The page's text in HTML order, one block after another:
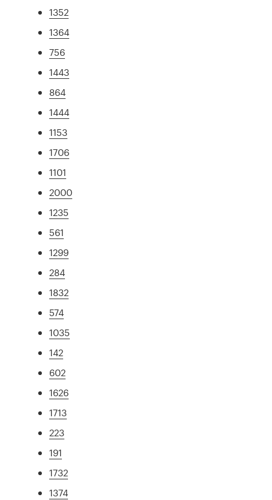
1352
1364
756
1443
864
1444
1153
1706
1101
2000
1235
561
1299
284
1832
574
1035
142
602
1626
1713
223
191
1732
1374